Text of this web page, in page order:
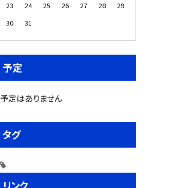
23
24 25 26 27 28
29
30
31
予定
予定はありません
タグ